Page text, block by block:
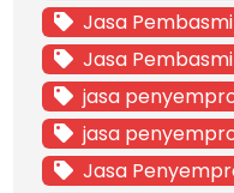
Jasa
Jasa
jasa
jasa
Jasa